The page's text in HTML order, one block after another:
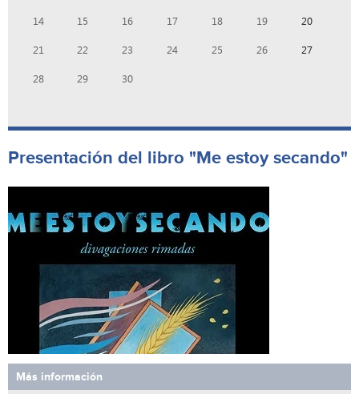
14 15 16 17 18 19 20
21 22 23 24 25 26 27
28 29 30
Presentación del libro "Me estoy secando"
Más información